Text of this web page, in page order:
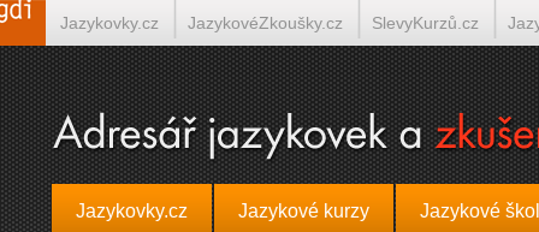
Jazykovky.cz Jazykové kurzy Jazykové
Jazykovky.cz JazykovéZkoušky.cz SlevyKurzů.cz
Španělština on-line Italština on-line Tlumočení-